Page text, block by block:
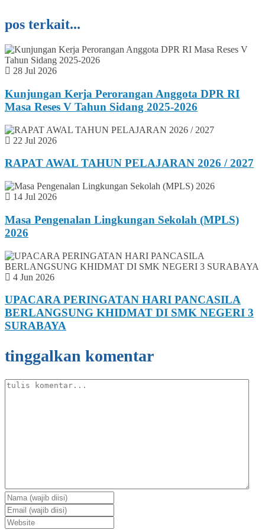
pos terkait...
28 Jul 2026
Kunjungan Kerja Perorangan Anggota DPR RI
Masa Reses V Tahun Sidang 2025-2026
22 Jul 2026
RAPAT AWAL TAHUN PELAJARAN 2026 / 2027
14 Jul 2026
Masa Pengenalan Lingkungan Sekolah (MPLS)
2026
4 Jun 2026
UPACARA PERINGATAN HARI PANCASILA
BERLANGSUNG KHIDMAT DI SMK NEGERI 3
SURABAYA
tinggalkan komentar